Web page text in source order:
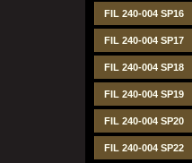
FIL 240-004 SP16
FIL 240-004 SP17
FIL 240-004 SP18
FIL 240-004 SP19
FIL 240-004 SP20
FIL 240-004 SP22